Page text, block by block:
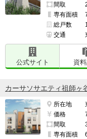
間取
専有面積
総戸数
交通
公式サイト 資
カーサソサエティ祖師ヶ
所在地
価格
間取
専有面積